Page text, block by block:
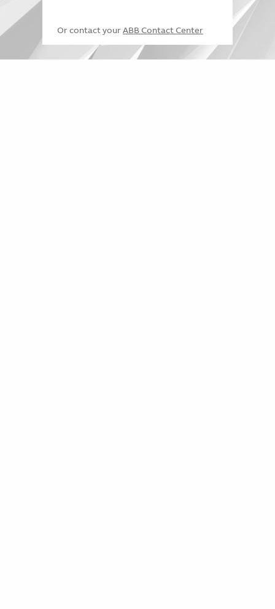
Or contact your ABB Contact Center